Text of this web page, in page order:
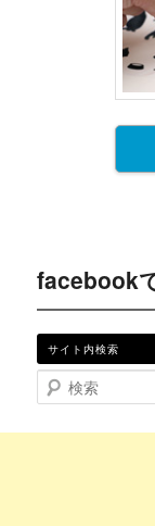
facebook
サイト内検索
検索